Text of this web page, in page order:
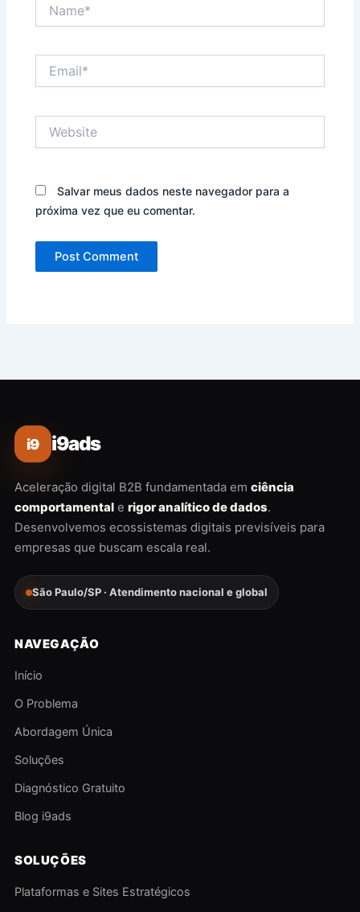
Salvar meus dados neste navegador para a
próxima vez que eu comentar.
i9 i9ads
Aceleração digital B2B fundamentada em ciência
comportamental e rigor analítico de dados.
Desenvolvemos ecossistemas digitais previsíveis para
empresas que buscam escala real.
São Paulo/SP · Atendimento nacional e global
NAVEGAÇÃO
Início
O Problema
Abordagem Única
Soluções
Diagnóstico Gratuito
Blog i9ads
SOLUÇÕES
Plataformas e Sites Estratégicos